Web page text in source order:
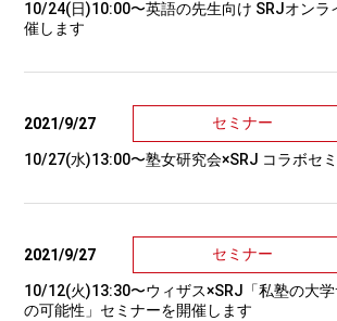
10/24(日)10:00〜英語の先生向け SRJオンラ
催します
2021/9/27 セミナー
10/27(水)13:00〜塾女研究会×SRJ コラボセ
2021/9/27 セミナー
10/12(火)13:30〜ウィザス×SRJ「私塾の大
の可能性」セミナーを開催します